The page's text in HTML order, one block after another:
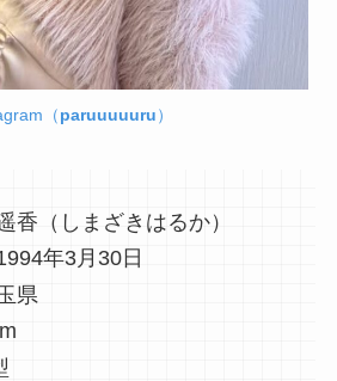
（paruuuuuru）
香（しまざきはるか）
年3月30日
県